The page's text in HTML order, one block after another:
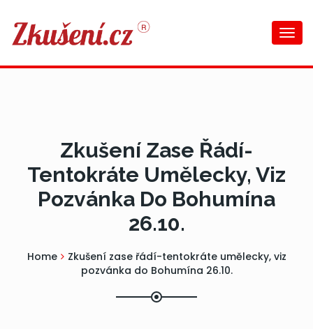
Zkušení Zase Řádí-
Tentokráte Umělecky, Viz
Pozvánka Do Bohumína
26.10.
Home
Zkušení zase řádí-tentokráte umělecky, viz
pozvánka do Bohumína 26.10.